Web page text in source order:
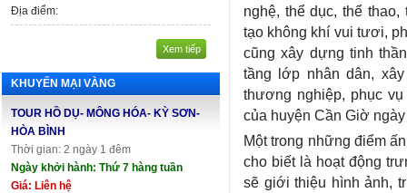
Địa điểm:
Xem tiếp
KHUYẾN MẠI VÀNG
TOUR HỒ DỤ- MÔNG HÓA- KỲ SƠN-
HÒA BÌNH
Thời gian: 2 ngày 1 đêm
Ngày khởi hành: Thứ 7 hàng tuần
Giá: Liên hệ
nghệ, thể dục, thể
tạo không khí vui tươi,
cũng xây dựng tinh
tầng lớp nhân dân,
thương nghiệp, phục
của huyện Cần Giờ
Một trong những điểm
cho biết là hoạt động
sẽ giới thiệu hình ảnh,